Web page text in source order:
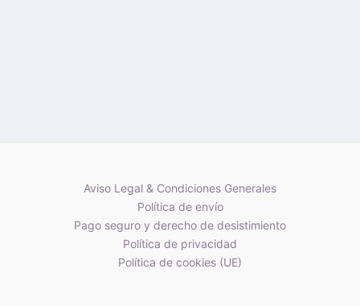
Aviso Legal & Condiciones Generales
Política de envío
Pago seguro y derecho de desistimiento
Política de privacidad
Política de cookies (UE)